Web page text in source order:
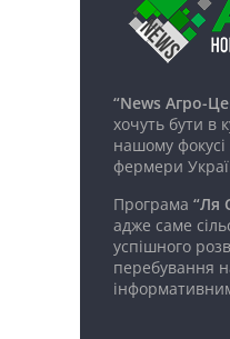
“News Агро-
хочуть бути в
нашому фокусі
фермери
Програма “Ля
адже саме
успішного
перебування